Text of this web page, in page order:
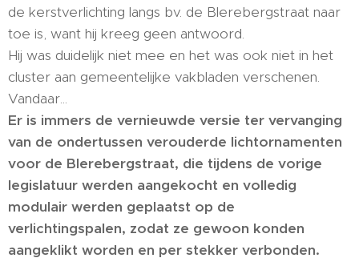
de kerstverlichting langs bv. de Blerebergstraat naar
toe is, want hij kreeg geen antwoord.
Hij was duidelijk niet mee en het was ook niet in het
cluster aan gemeentelijke vakbladen verschenen.
Vandaar...
Er is immers de vernieuwde versie ter vervanging
van de ondertussen verouderde lichtornamenten
voor de Blerebergstraat, die tijdens de vorige
legislatuur werden aangekocht en volledig
modulair werden geplaatst op de
verlichtingspalen, zodat ze gewoon konden
aangeklikt worden en per stekker verbonden.